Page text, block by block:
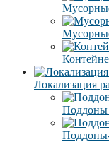
Локализация
Поддоны